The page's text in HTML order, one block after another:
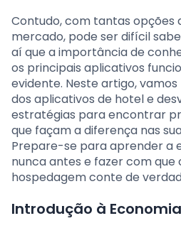
Contudo, com tantas opções
mercado, pode ser difícil
aí que a importância de
os principais aplicativos
evidente. Neste artigo,
dos aplicativos de hotel e
estratégias para encontrar
que façam a diferença nas
Prepare-se para aprender a
nunca antes e fazer com
hospedagem conte de
Introdução à